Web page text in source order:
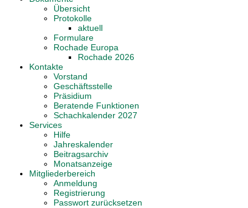
Übersicht
Protokolle
aktuell
Formulare
Rochade Europa
Rochade 2026
Kontakte
Vorstand
Geschäftsstelle
Präsidium
Beratende Funktionen
Schachkalender 2027
Services
Hilfe
Jahreskalender
Beitragsarchiv
Monatsanzeige
Mitgliederbereich
Anmeldung
Registrierung
Passwort zurücksetzen